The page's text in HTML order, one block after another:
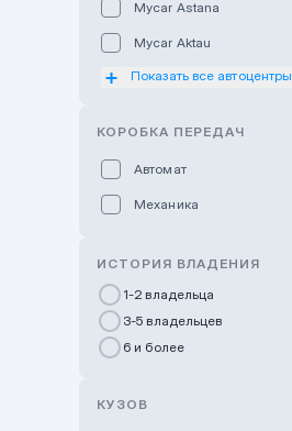
Mycar Astana
Mycar Aktau
Mycar Uralsk
GWM Nurly Zhol
Chery Astana
Показать все автоцентры
КОРОБКА ПЕРЕДАЧ
Автомат
Механика
ИСТОРИЯ ВЛАДЕНИЯ
1-2 владельца
3-5 владельцев
6 и более
КУЗОВ